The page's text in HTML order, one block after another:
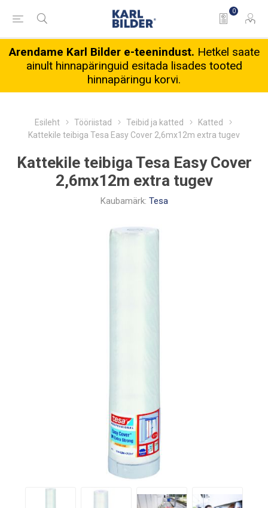
0
Arendame Karl Bilder e-teenindust. Hetkel saate
ainult hinnapäringuid esitada lisades tooted
hinnapäringu korvi.
Esileht Tööriistad Teibid ja katted
Katted
Kattekile teibiga Tesa Easy Cover 2,6mx12m extra tugev
Kattekile teibiga Tesa Easy Cover
2,6mx12m extra tugev
Kaubamärk: Tesa